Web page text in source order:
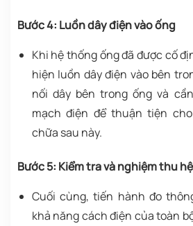
Bước 4: Luồn dây điện vào ống
Khi hệ thống ống đã được cố
hiện luồn dây điện vào bên
nối dây bên trong ống và
mạch điện để thuận tiện
chữa sau này.
Bước 5: Kiểm tra và nghiệm thu
Cuối cùng, tiến hành đo
khả năng cách điện của toàn